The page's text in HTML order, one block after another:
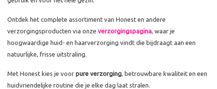
Ontdek het complete assortiment van Honest en andere
verzorgingsproducten via onze verzorgingspagina , waar je
hoogwaardige huid- en haarverzorging vindt die bijdraagt aan een
natuurlijke, frisse uitstraling.
Met Honest kies je voor pure verzorging , betrouwbare kwaliteit en een
huidvriendelijke routine die je elke dag laat stralen.